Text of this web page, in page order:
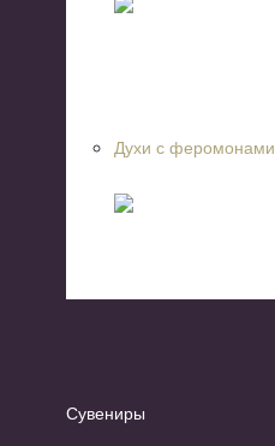
Духи с феромонами
Сувениры